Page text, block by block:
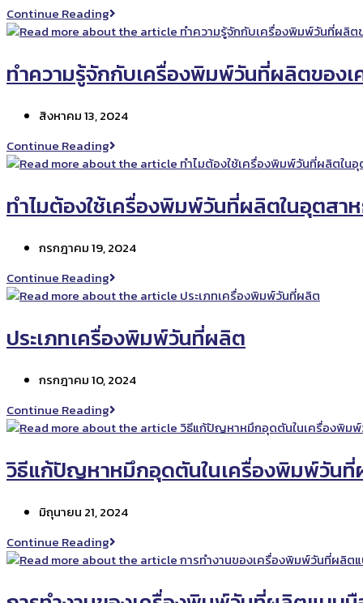
Continue Readingทำความ
รู้จัก
วัน
ที่
All-
in-
one
ทำความรู้จักกับเครื่องพิมพ์วันที่ผลิตของเ
Post
สิงหาคม 13, 2024
Continue Readingทำความ
รู้จัก
เครื่องพิมพ์
วัน
ผลิต
ของ
เครื่อง
ยิง
ทำไมต้องใช้เครื่องพิมพ์วันที่ผลิตในอุตสา
Post
กรกฎาคม 19, 2024
Continue Readingทำไม
ต้อง
เครื่องพิมพ์
วัน
ผลิต
ใน
อุตสาหกรรม
อาหาร
ประเภทเครื่องพิมพ์วันที่ผลิต
Post
กรกฎาคม 10, 2024
Continue Readingประเภท
เครื่องพิมพ์
ที่
ผลิต
วิธีแก้ปัญหาหมึกอุดตันในเครื่องพิมพ์วัน
Post
มิถุนายน 21, 2024
Continue Readingวิธี
แก้
หมึก